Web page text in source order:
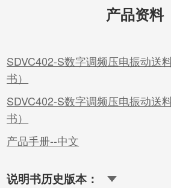
产品资料
SDVC402-S数字调频压电振动送
书）
SDVC402-S数字调频压电振动送
书）
产品手册--中文
说明书历史版本：